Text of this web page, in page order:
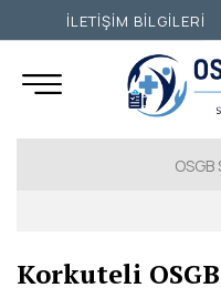
OSGB
İSTANBUL ANADOLU
Korkuteli
İLETİŞİM BİLGİLERİ